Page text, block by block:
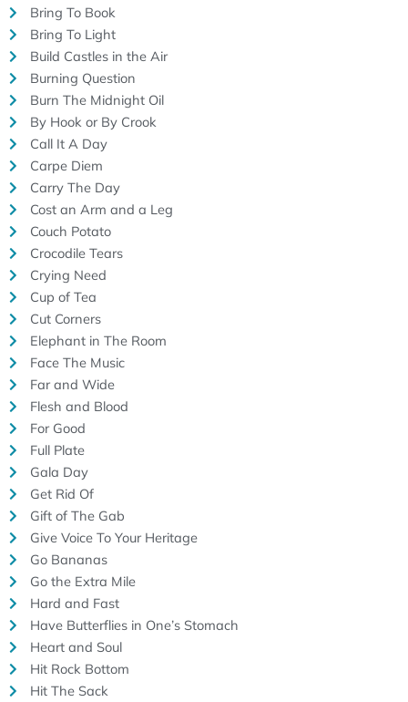
Bring To Book
Bring To Light
Build Castles in the Air
Burning Question
Burn The Midnight Oil
By Hook or By Crook
Call It A Day
Carpe Diem
Carry The Day
Cost an Arm and a Leg
Couch Potato
Crocodile Tears
Crying Need
Cup of Tea
Cut Corners
Elephant in The Room
Face The Music
Far and Wide
Flesh and Blood
For Good
Full Plate
Gala Day
Get Rid Of
Gift of The Gab
Give Voice To Your Heritage
Go Bananas
Go the Extra Mile
Hard and Fast
Have Butterflies in One’s Stomach
Heart and Soul
Hit Rock Bottom
Hit The Sack